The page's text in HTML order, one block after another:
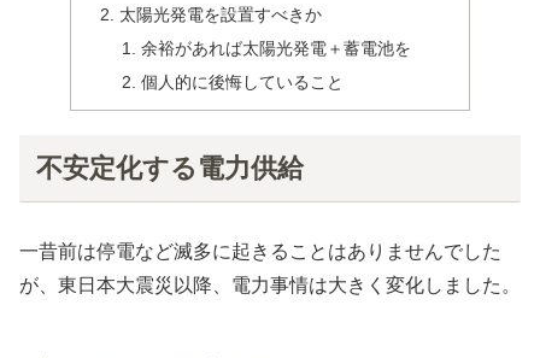
太陽光発電を設置すべきか
余裕があれば太陽光発電＋蓄電池を
個人的に後悔していること
不安定化する電力供給
一昔前は停電など滅多に起きることはありませんでした
が、東日本大震災以降、電力事情は大きく変化しました。